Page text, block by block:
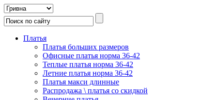
Платья
Платья больших размеров
Офисные платья норма 36-42
Теплые платья норма 36-42
Летние платья норма 36-42
Платья макси длинные
Распродажа \ платья со скидкой